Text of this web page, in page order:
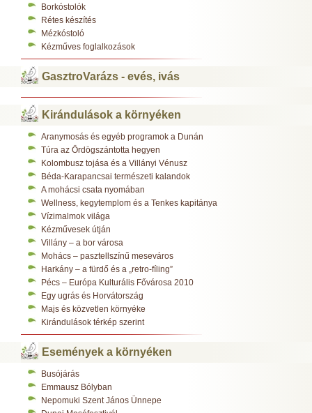
Borkóstolók
Rétes készítés
Mézkóstoló
Kézműves foglalkozások
GasztroVarázs - evés, ivás
Kirándulások a környéken
Aranymosás és egyéb programok a Dunán
Túra az Ördögszántotta hegyen
Kolombusz tojása és a Villányi Vénusz
Béda-Karapancsai természeti kalandok
A mohácsi csata nyomában
Wellness, kegytemplom és a Tenkes kapitánya
Vízimalmok világa
Kézművesek útján
Villány – a bor városa
Mohács – pasztellszínű meseváros
Harkány – a fürdő és a „retro-fíling”
Pécs – Európa Kulturális Fővárosa 2010
Egy ugrás és Horvátország
Majs és közvetlen környéke
Kirándulások térkép szerint
Események a környéken
Busójárás
Emmausz Bólyban
Nepomuki Szent János Ünnepe